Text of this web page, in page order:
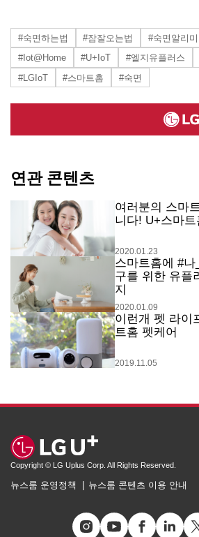
#숙면하는법 #잠잘오는법 #숙면알리미
#Iot@Home
#U+IoT #엘지유플러스
#LGIoT
#스마트홈 #숙면
연관 콘텐츠
여러분의 스마
니다! U+스마
2020.01.23
스마트홈에 #
구를 위한 유플
지
2020.01.09
이런개 펫 라이
트홈 펫케어
2019.11.05
Copyright © LG Uplus Corp. All Rights Reserved.
뉴스룸 운영정책 뉴스룸 콘텐츠 이용 안내